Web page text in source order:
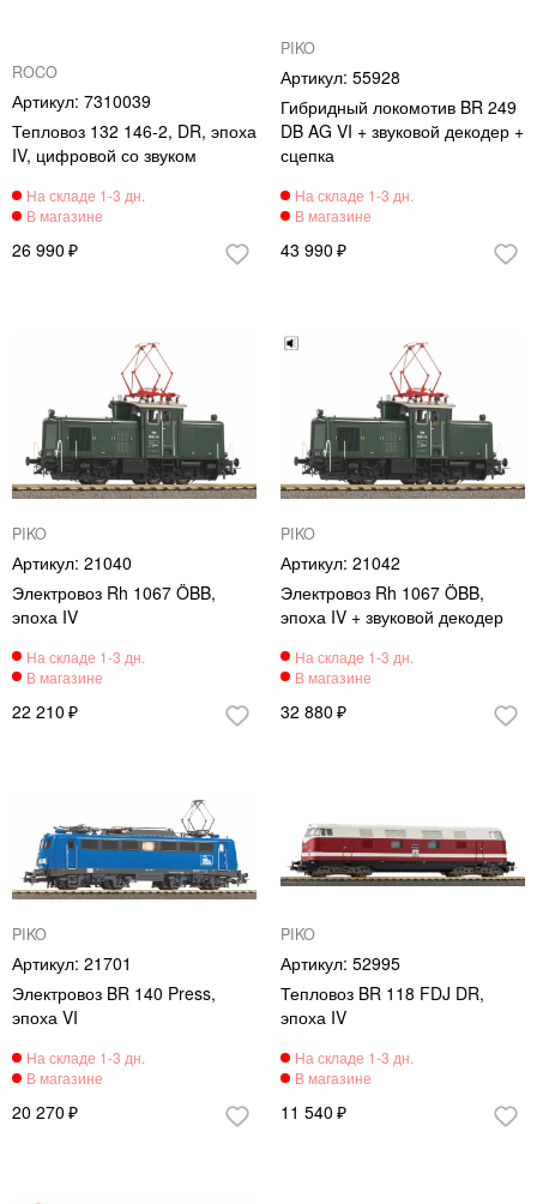
ROCO
7310039
Тепловоз 132 146-2, DR, эпоха
IV, цифровой со звуком
26 990
PIKO
55928
Гибридный локомотив BR 249
DB AG VI + звуковой декодер +
сцепка
43 990
PIKO
21040
Электровоз Rh 1067 ÖBB,
эпоха IV
22 210
PIKO
21042
Электровоз Rh 1067 ÖBB,
эпоха IV + звуковой декодер
32 880
PIKO
21701
Электровоз BR 140 Press,
эпоха VI
20 270
PIKO
52995
Тепловоз BR 118 FDJ DR,
эпоха IV
11 540